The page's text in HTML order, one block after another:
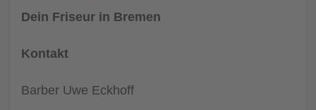
Dein Friseur in Bremen
Kontakt
Barber Uwe Eckhoff